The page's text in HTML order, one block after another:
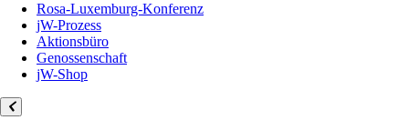
Rosa-Luxemburg-Konferenz
jW-Prozess
Aktionsbüro
Genossenschaft
jW-Shop